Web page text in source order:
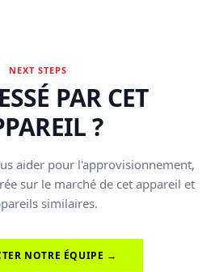
NEXT STEPS
PAR CET
?
aider pour l'approvisionnement,
sur le marché de cet appareil et
similaires.
NOTRE ÉQUIPE →